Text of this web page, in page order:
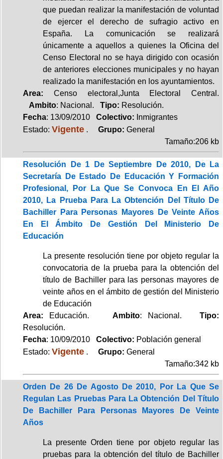
que puedan realizar la manifestación de voluntad
de ejercer el derecho de sufragio activo en
España. La comunicación se realizará
únicamente a aquellos a quienes la Oficina del
Censo Electoral no se haya dirigido con ocasión
de anteriores elecciones municipales y no hayan
realizado la manifestación en los ayuntamientos.
Area: Censo electoral,Junta Electoral Central.
Ambito: Nacional. Tipo: Resolución.
Fecha: 13/09/2010 Colectivo: Inmigrantes
Estado: Vigente . Grupo: General
Tamaño:206 kb
Resolución De 1 De Septiembre De 2010, De La
Secretaría De Estado De Educación Y Formación
Profesional, Por La Que Se Convoca En El Año
2010, La Prueba Para La Obtención Del Título De
Bachiller Para Personas Mayores De Veinte Años
En El Ámbito De Gestión Del Ministerio De
Educación
La presente resolución tiene por objeto regular la
convocatoria de la prueba para la obtención del
título de Bachiller para las personas mayores de
veinte años en el ámbito de gestión del Ministerio
de Educación
Area: Educación.Ambito: Nacional.Tipo:
Resolución.
Fecha: 10/09/2010 Colectivo: Población general
Estado: Vigente . Grupo: General
Tamaño:342 kb
Orden De 26 De Agosto De 2010, Por La Que Se
Regulan Las Pruebas Para La Obtención Del Título
De Bachiller Para Personas Mayores De Veinte
Años
La presente Orden tiene por objeto regular las
pruebas para la obtención del título de Bachiller